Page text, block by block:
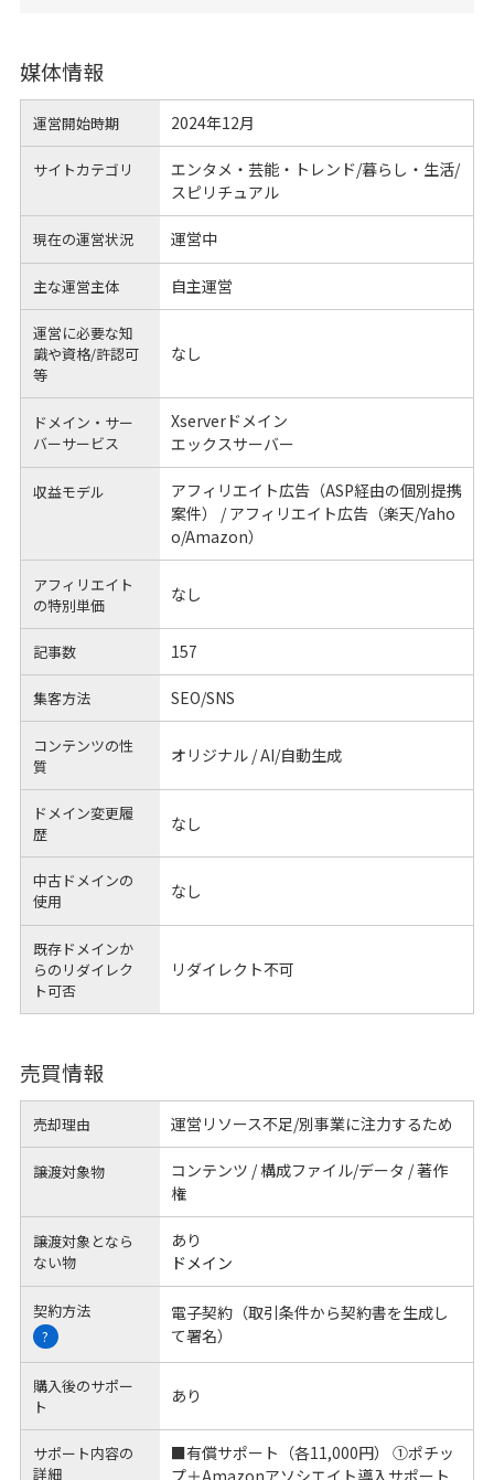
媒体情報
運営開始時期 2024年12月
サイトカテゴリ
エンタメ・芸能・トレンド/暮らし・生活/
スピリチュアル
現在の運営状況 運営中
主な運営主体 自主運営
運営に必要な知
識や資格/許認可
等
なし
ドメイン・サー
バーサービス
Xserverドメイン
エックスサーバー
収益モデル
アフィリエイト広告（ASP経由の個別提携
案件） / アフィリエイト広告（楽天/Yaho
o/Amazon）
アフィリエイト
の特別単価 なし
記事数 157
集客方法 SEO/SNS
コンテンツの性
質
オリジナル / AI/自動生成
ドメイン変更履
歴
なし
中古ドメインの
使用
なし
既存ドメインか
らのリダイレク
ト可否
リダイレクト不可
売買情報
売却理由 運営リソース不足/別事業に注力するため
譲渡対象物
コンテンツ / 構成ファイル/データ / 著作
権
譲渡対象となら
ない物
あり
ドメイン
契約方法
?
電子契約（取引条件から契約書を生成し
て署名）
購入後のサポー
ト
あり
サポート内容の
詳細
■有償サポート（各11,000円） ①ポチッ